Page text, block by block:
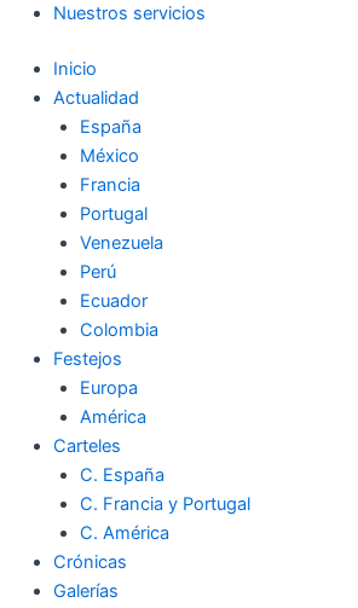
Nuestros servicios
Inicio
Actualidad
España
México
Francia
Portugal
Venezuela
Perú
Ecuador
Colombia
Festejos
Europa
América
Carteles
C. España
C. Francia y Portugal
C. América
Crónicas
Galerías